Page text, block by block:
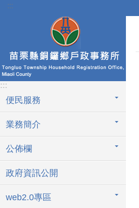
跳到主要內容區塊
:::
:::
便民服務
業務簡介
公佈欄
政府資訊公開
web2.0專區